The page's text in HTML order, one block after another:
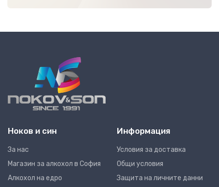
Ноков и син
За нас
Магазин за алкохол в София
Алкохол на едро
Информация
Условия за доставка
Общи условия
Защита на личните данни